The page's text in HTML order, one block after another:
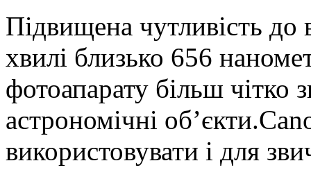
Підвищена чутливість
хвилі близько 656
фотоапарату більш чітко
астрономічні
використовувати і для